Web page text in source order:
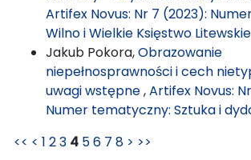
Artifex Novus: Nr 7 (2023):
Wilno i Wielkie Księstwo Litewskie
Jakub Pokora,Obrazowanie
niepełnosprawności i cech
uwagi wstępne,Artifex Novus:
Numer tematyczny: Sztuka i
<< < 1 23 4 56 7 8 > >>